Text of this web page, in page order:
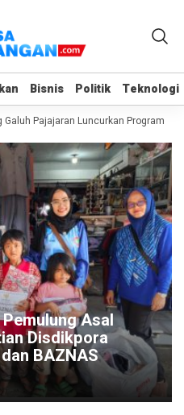
Bisnis Politik Teknologi
Bisnis Politik Teknologi
Pajajaran Luncurkan Program
Asal
Disdikpora
BAZNAS